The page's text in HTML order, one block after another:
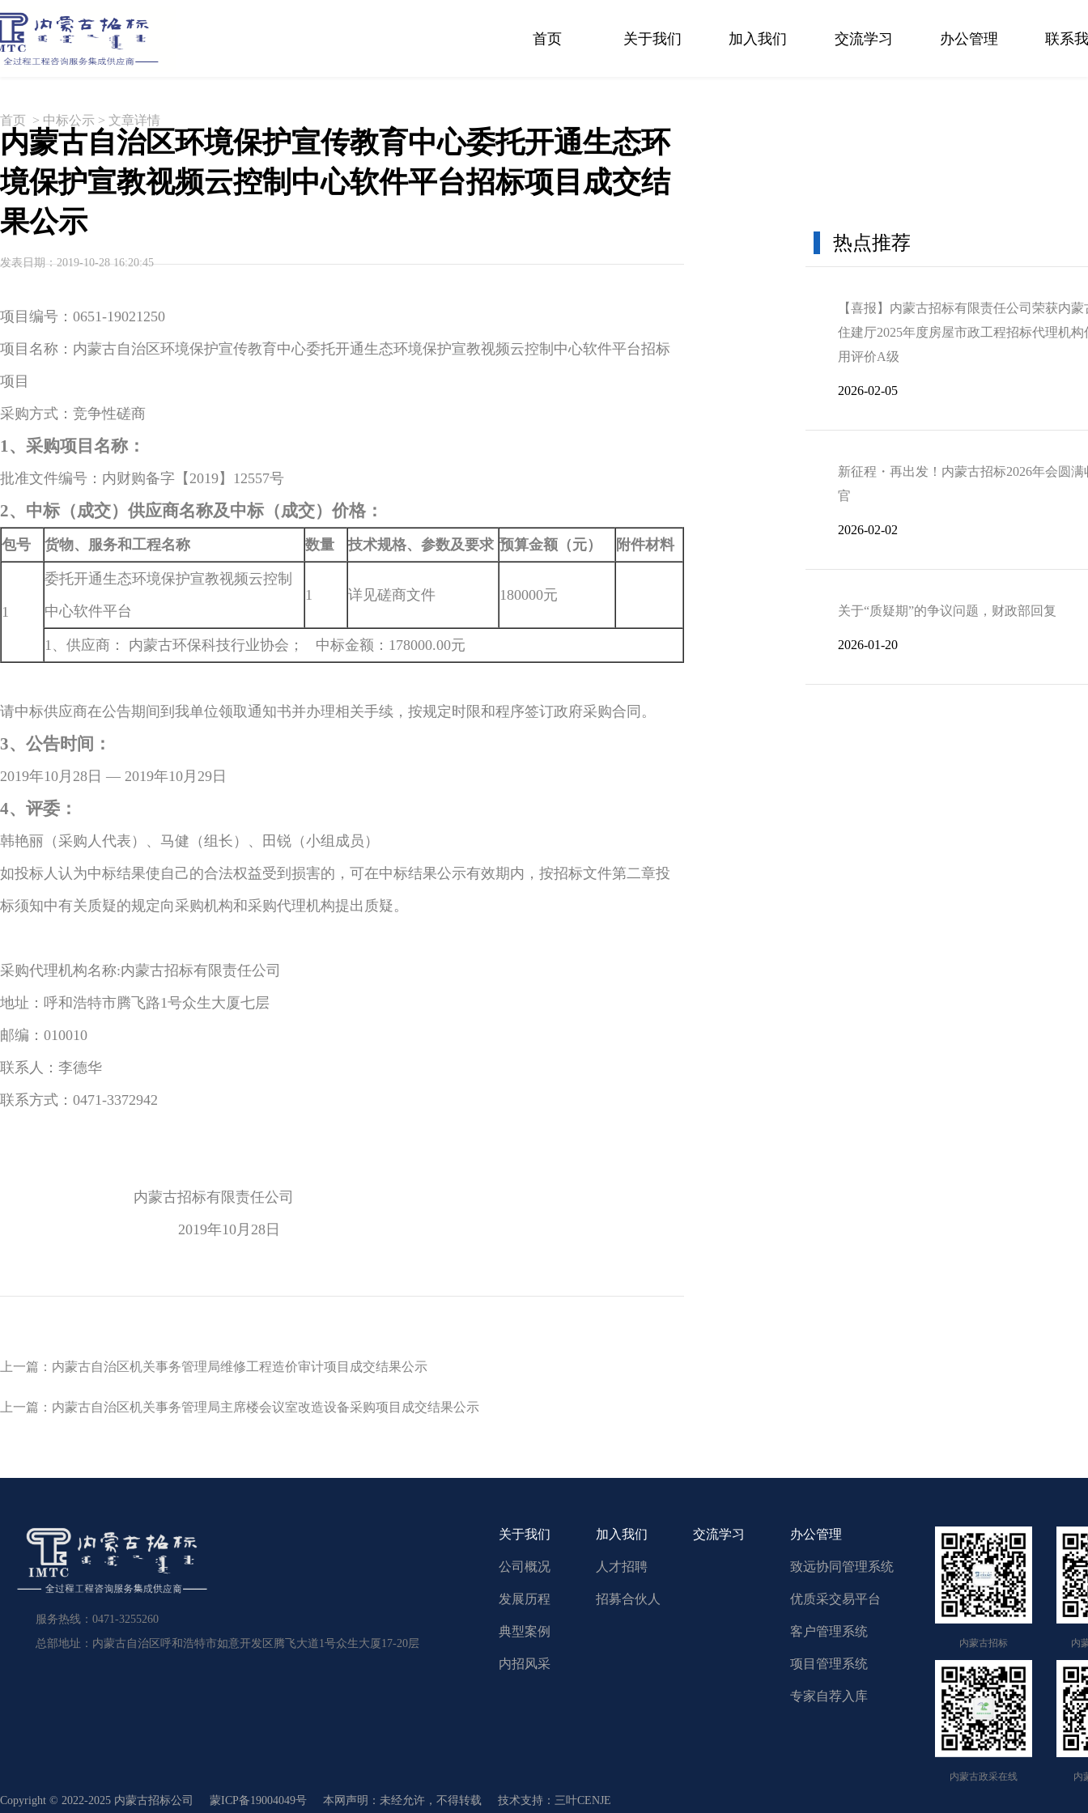
首页 关于我们 加入我们 交流学习 办公管理 联系
首页 > 中标公示 > 文章详情
内蒙古自治区环境保护宣传教育中心委托开通生态环
境保护宣教视频云控制中心软件平台招标项目成交结
果公示
发表日期：2019-10-28 16:20:45
项目编号：0651-19021250
项目名称：内蒙古自治区环境保护宣传教育中心委托开通生态环境保护宣教视频云控制中心软件平台招标
项目
采购方式：竞争性磋商
1、采购项目名称：
批准文件编号：内财购备字【2019】12557号
2、中标（成交）供应商名称及中标（成交）价格：
包号 货物、服务和工程名称 数量 技术规格、参数及要求 预算金额（元） 附件材料
1
委托开通生态环境保护宣教视频云控制
中心软件平台
1 详见磋商文件 180000元
1、供应商： 内蒙古环保科技行业协会； 中标金额：178000.00元
请中标供应商在公告期间到我单位领取通知书并办理相关手续，按规定时限和程序签订政府采购合同。
3、公告时间：
2019年10月28日 — 2019年10月29日
4、评委：
韩艳丽（采购人代表）、马健（组长）、田锐（小组成员）
如投标人认为中标结果使自己的合法权益受到损害的，可在中标结果公示有效期内，按招标文件第二章投
标须知中有关质疑的规定向采购机构和采购代理机构提出质疑。
采购代理机构名称:内蒙古招标有限责任公司
地址：呼和浩特市腾飞路1号众生大厦七层
邮编：010010
联系人：李德华
联系方式：0471-3372942
内蒙古招标有限责任公司
2019年10月28日
上一篇：内蒙古自治区机关事务管理局维修工程造价审计项目成交结果公示
上一篇：内蒙古自治区机关事务管理局主席楼会议室改造设备采购项目成交结果公示
热点推荐
【喜报】内蒙古招标有限责任公司荣获内蒙
住建厅2025年度房屋市政工程招标代理机构
用评价A级
2026-02-05
新征程・再出发！内蒙古招标2026年会圆满
官
2026-02-02
关于“质疑期”的争议问题，财政部回复
2026-01-20
服务热线：0471-3255260
总部地址：内蒙古自治区呼和浩特市如意开发区腾飞大道1号众生大厦17-20层
关于我们
公司概况
发展历程
典型案例
内招风采
加入我们
人才招聘
招募合伙人
交流学习 办公管理
致远协同管理系统
优质采交易平台
客户管理系统
项目管理系统
专家自荐入库
内蒙古招标 内
内蒙古政采在线 内
Copyright © 2022-2025 内蒙古招标公司 蒙ICP备19004049号 本网声明：未经允许，不得转载 技术支持：三叶CENJE